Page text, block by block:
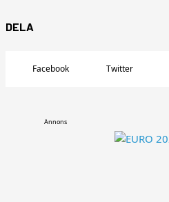
DELA
Facebook Twitter
Annons